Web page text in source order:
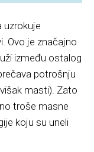
uzrokuje
Ovo je značajno
između ostalog
potrošnju
masti). Zato
troše masne
koju su uneli